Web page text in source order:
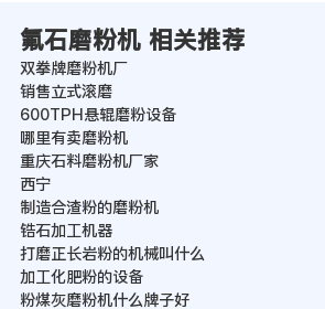
氟石磨粉机 相关推荐
双拳牌磨粉机厂
销售立式滚磨
600TPH悬辊磨粉设备
哪里有卖磨粉机
重庆石料磨粉机厂家
西宁
制造合渣粉的磨粉机
锆石加工机器
打磨正长岩粉的机械叫什么
加工化肥粉的设备
粉煤灰磨粉机什么牌子好